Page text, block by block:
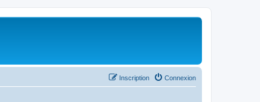
Connexion
Inscription